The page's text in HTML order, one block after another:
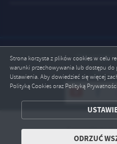
Strona korzysta z plików cookies w celu
warunki przechowywania lub dostępu
Ustawienia. Aby dowiedzieć się więcej
Polityką Cookies oraz Polityką
ODRZUĆ
ZAPISZ
ODRZUĆ
Odwiedzin:
Copyright by